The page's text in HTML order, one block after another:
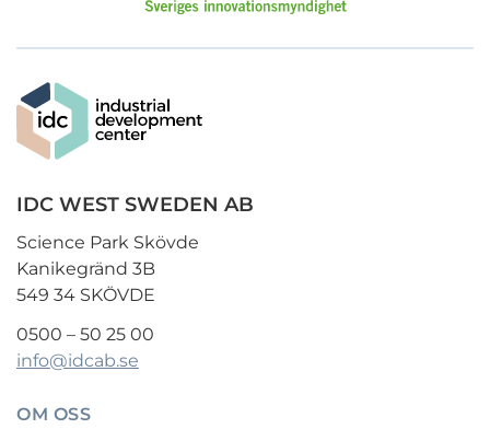
IDC WEST SWEDEN AB
Science Park Skövde
Kanikegränd 3B
549 34 SKÖVDE
0500 – 50 25 00
info@idcab.se
OM OSS